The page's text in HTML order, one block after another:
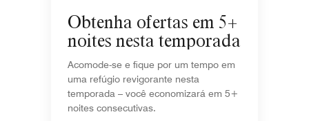
Obtenha ofertas em 5+
noites nesta temporada
Acomode-se e fique por um tempo em
uma refúgio revigorante nesta
temporada – você economizará em 5+
noites consecutivas.